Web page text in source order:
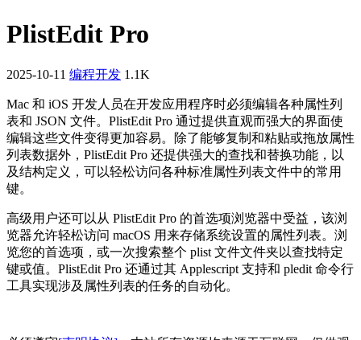
PlistEdit Pro
2025-10-11 编程开发 1.1K
Mac 和 iOS 开发人员在开发应用程序时必须编辑各种属性列
表和 JSON 文件。PlistEdit Pro 通过提供直观而强大的界面使
编辑这些文件变得更加容易。除了能够复制和粘贴或拖放属性
列表数据外，PlistEdit Pro 还提供强大的查找和替换功能，以
及结构定义，可以轻松访问各种标准属性列表文件中的常用
键。
高级用户还可以从 PlistEdit Pro 的首选项浏览器中受益，该浏
览器允许轻松访问 macOS 用来存储系统设置的属性列表。浏
览您的首选项，或一次搜索整个 plist 文件文件夹以查找特定
键或值。PlistEdit Pro 还通过其 Applescript 支持和 pledit 命令行
工具实现涉及属性列表的任务的自动化。